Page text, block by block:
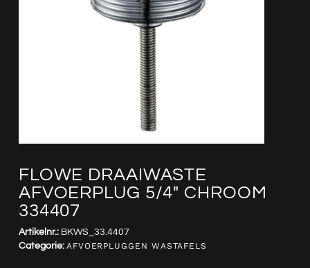
FLOWE DRAAIWASTE
AFVOERPLUG 5/4″ CHROOM
334407
Artikelnr.: BKWS_33.4407
Categorie: AFVOERPLUGGEN WASTAFELS